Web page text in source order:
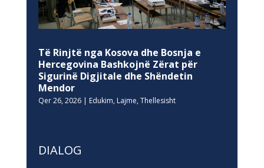
Të Rinjtë nga Kosova dhe Bosnja e
Hercegovina Bashkojnë Zërat për
Sigurinë Digjitale dhe Shëndetin
Mendor
Qer 26, 2026| Edukim, Lajme, Thellesisht
DIALOG